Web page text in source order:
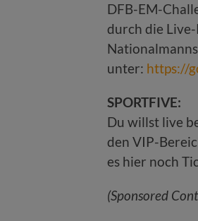
DFB-EM-
durch die Live-
unter: https://
SPORTFIVE:
Du willst live
den VIP-
es hier noch
(Sponsored